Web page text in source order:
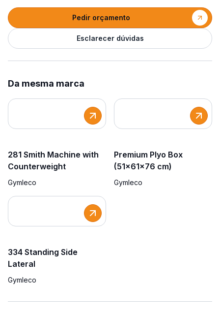
Pedir orçamento
Esclarecer dúvidas
Da mesma marca
281 Smith Machine with
Counterweight
Gymleco
Premium Plyo Box
(51x61x76 cm)
Gymleco
334 Standing Side
Lateral
Gymleco